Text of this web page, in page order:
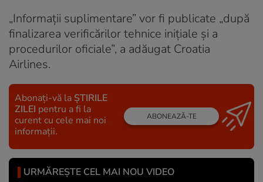
„Informații suplimentare” vor fi publicate „după
finalizarea verificărilor tehnice inițiale și a
procedurilor oficiale”, a adăugat Croatia
Airlines.
Abonați-vă la ȘTIRILE
ZILEI pentru a fi la
curent cu cele mai noi
informații.
ABONEAZĂ-TE
URMĂREȘTE CEL MAI NOU VIDEO